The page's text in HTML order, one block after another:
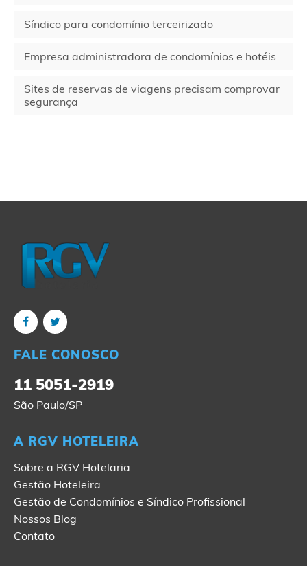
Síndico para condomínio terceirizado
Empresa administradora de condomínios e hotéis
Sites de reservas de viagens precisam comprovar
segurança
FALE CONOSCO
11 5051-2919
São Paulo/SP
A RGV HOTELEIRA
Sobre a RGV Hotelaria
Gestão Hoteleira
Gestão de Condomínios e Síndico Profissional
Nossos Blog
Contato